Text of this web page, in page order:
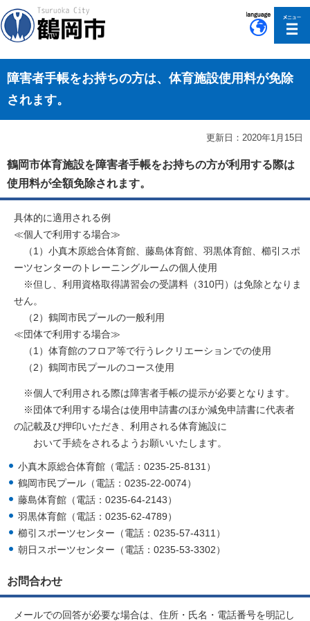
障害者手帳をお持ちの方は、体育施設使用料が免除
されます。
更新日：2020年1月15日
鶴岡市体育施設を障害者手帳をお持ちの方が利用する際は
使用料が全額免除されます。
具体的に適用される例
≪個人で利用する場合≫
（1）小真木原総合体育館、藤島体育館、羽黒体育館、櫛引スポ
ーツセンターのトレーニングルームの個人使用
※但し、利用資格取得講習会の受講料（310円）は免除となりま
せん。
（2）鶴岡市民プールの一般利用
≪団体で利用する場合≫
（1）体育館のフロア等で行うレクリエーションでの使用
（2）鶴岡市民プールのコース使用
※個人で利用される際は障害者手帳の提示が必要となります。
※団体で利用する場合は使用申請書のほか減免申請書に代表者
の記載及び押印いただき、利用される体育施設に
おいて手続をされるようお願いいたします。
小真木原総合体育館（電話：0235-25-8131）
鶴岡市民プール（電話：0235-22-0074）
藤島体育館（電話：0235-64-2143）
羽黒体育館（電話：0235-62-4789）
櫛引スポーツセンター（電話：0235-57-4311）
朝日スポーツセンター（電話：0235-53-3302）
お問合わせ
メールでの回答が必要な場合は、住所・氏名・電話番号を明記し